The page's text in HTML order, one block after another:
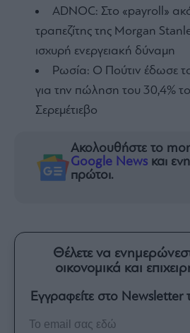
ADNOC: Στο «payroll»
τραπεζίτης της Morgan
ισχυρή ενεργειακή δύναμη
Ρωσία: Ο Πούτιν έδωσε
για την πώληση του 30,4%
Σερεμέτιεβο
Ακολουθήστε το
Google News και
πρώτοι.
Θέλετε να
οικονομικά και
Εγγραφείτε στο Newsletter